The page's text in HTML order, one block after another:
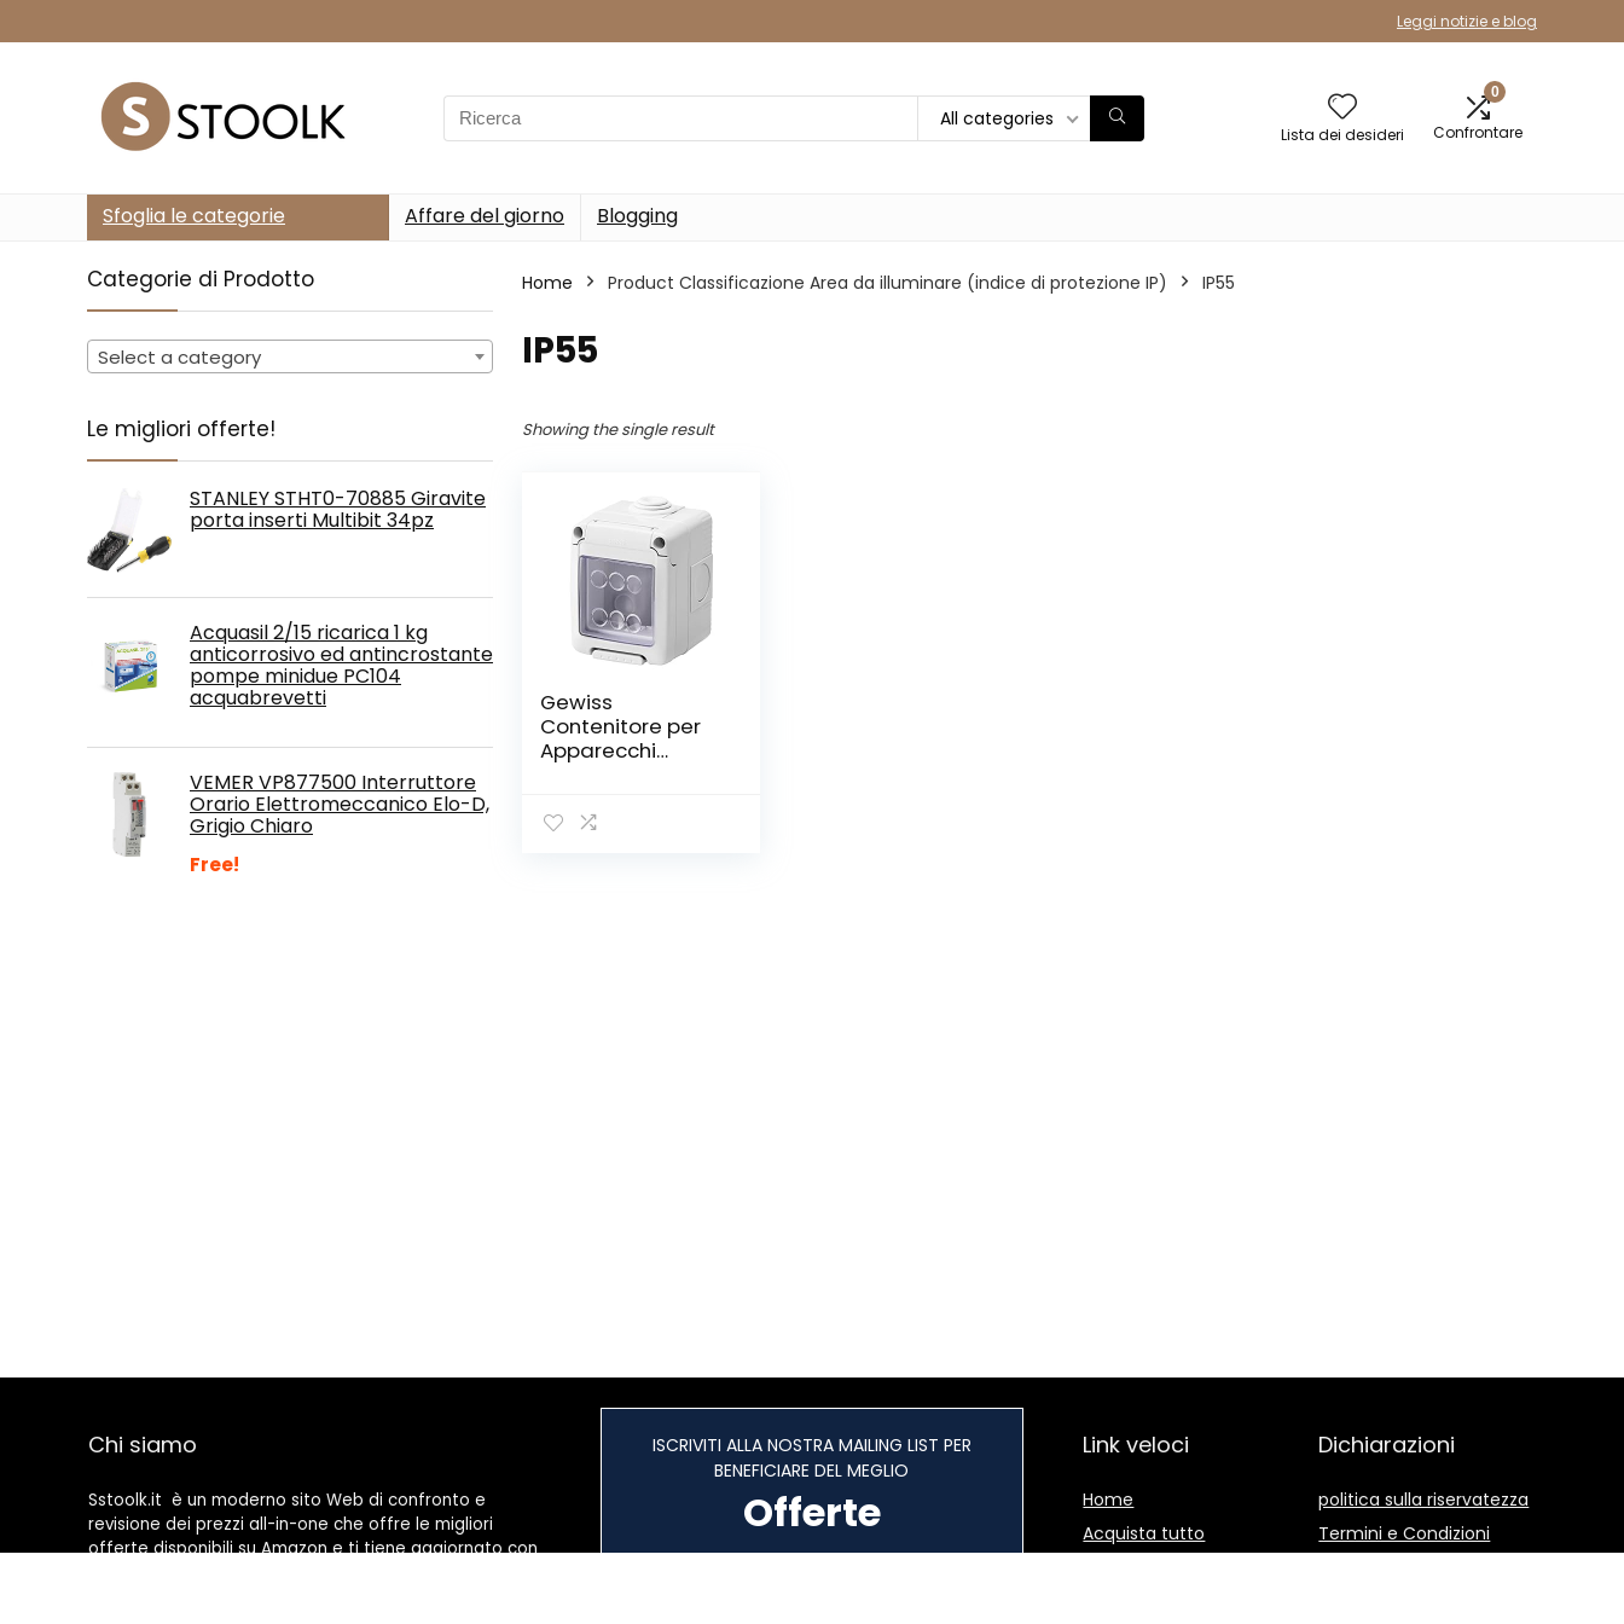
Leggi notizie e blog
Search
for:
All categories
Lista dei desideri
0
Confrontare
Sfoglia le categorie Affare del giorno Blogging
Categorie di Prodotto
Select a category
Le migliori offerte!
STANLEY STHT0-70885 Giravite
porta inserti Multibit 34pz
Acquasil 2/15 ricarica 1 kg
anticorrosivo ed antincrostante
pompe minidue PC104
acquabrevetti
VEMER VP877500 Interruttore
Orario Elettromeccanico Elo-D,
Grigio Chiaro
Free!
Home Product Classificazione Area da illuminare (indice di protezione IP) ‎IP55
‎IP55
Showing the single result
Gewiss
Contenitore per
Apparecchi
7035, IP55
Chi siamo
Sstoolk.it è un moderno sito Web di confronto e
revisione dei prezzi all-in-one che offre le migliori
offerte disponibili su Amazon e ti tiene aggiornato con
ISCRIVITI ALLA NOSTRA MAILING LIST PER
BENEFICIARE DEL MEGLIO
Offerte
Link veloci
Home
Acquista tutto
Dichiarazioni
politica sulla riservatezza
Termini e Condizioni